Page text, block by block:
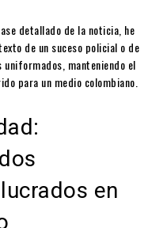
detallado de la noticia, he
de un suceso policial o de
manteniendo el
para un medio colombiano.
en